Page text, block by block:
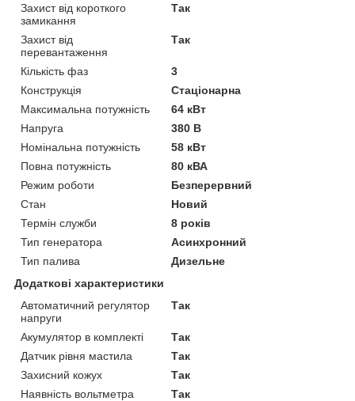
Захист від короткого
замикання
Так
Захист від
перевантаження
Так
Кількість фаз
3
Конструкція
Стаціонарна
Максимальна потужність
64 кВт
Напруга
380 В
Номінальна потужність
58 кВт
Повна потужність
80 кВА
Режим роботи
Безперервний
Стан
Новий
Термін служби
8 років
Тип генератора
Асинхронний
Тип палива
Дизельне
Додаткові характеристики
Автоматичний регулятор
напруги
Так
Акумулятор в комплекті
Так
Датчик рівня мастила
Так
Захисний кожух
Так
Наявність вольтметра
Так